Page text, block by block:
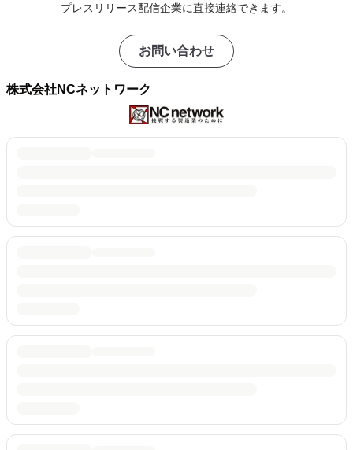
プレスリリース配信企業に直接連絡できます。
お問い合わせ
株式会社NCネットワーク